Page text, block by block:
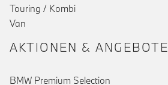
Touring / Kombi
Van
AKTIONEN & ANGEBOTE
BMW Premium Selection